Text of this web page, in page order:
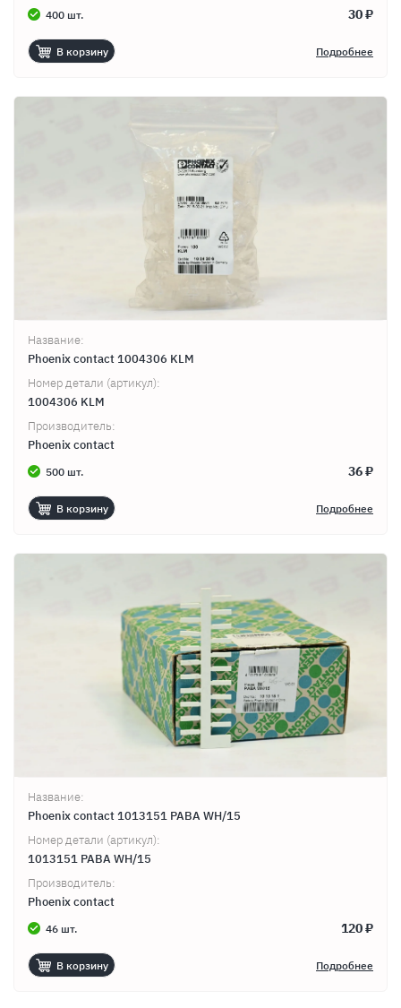
400 шт. 30 ₽
В корзину Подробнее
Название:
Phoenix contact 1004306 KLM
Номер детали (артикул):
1004306 KLM
Производитель:
Phoenix contact
500 шт. 36 ₽
В корзину Подробнее
Название:
Phoenix contact 1013151 PABA WH/15
Номер детали (артикул):
1013151 PABA WH/15
Производитель:
Phoenix contact
46 шт. 120 ₽
В корзину Подробнее